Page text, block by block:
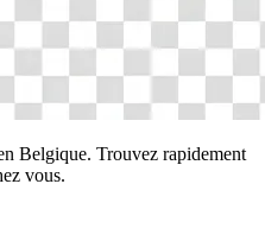
Belgique. Trouvez rapidement
vous.